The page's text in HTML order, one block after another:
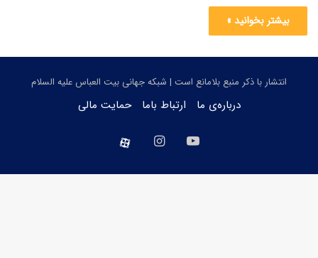
بیشتر بخوانید »
انتشار با ذکر منبع بلامانع است | شبکه جهانی بیت العباس علیه السلام
درباره‌ی ما ارتباط باما حمایت مالی
یوتیوب اینستاگرام